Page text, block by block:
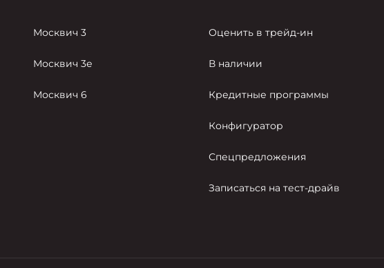
Москвич 3
Москвич 3е
Москвич 6
Оценить в трейд-ин
В наличии
Кредитные программы
Конфигуратор
Спецпредложения
Записаться на тест-драйв